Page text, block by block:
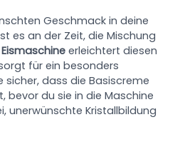
Geschmack in deine
es an der Zeit, die Mischung
Eismaschine erleichtert diesen
für ein besonders
sicher, dass die Basiscreme
bevor du sie in die Maschine
unerwünschte Kristallbildung